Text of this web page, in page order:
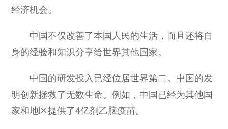
经济机会。
中国不仅改善了本国人民的生活，而且还将自
身的经验和知识分享给世界其他国家。
中国的研发投入已经位居世界第二。中国的发
明创新拯救了无数生命。例如，中国已经为其他国
家和地区提供了4亿剂乙脑疫苗。